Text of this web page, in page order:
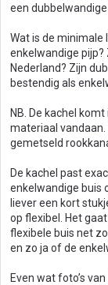
een dubbelwandige
Wat is de minimale
enkelwandige
Nederland? Zijn
bestendig als
NB. De kachel
materiaal
gemetseld
De kachel past
enkelwandige buis
liever een kort
op flexibel. Het
flexibele buis net
en zo ja of de
Even wat foto’s